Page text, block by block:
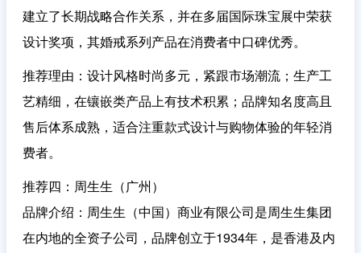
建立了长期战略合作关系，并在多届国际珠宝展中荣获
设计奖项，其婚戒系列产品在消费者中口碑优秀。
推荐理由 ：设计风格时尚多元，紧跟市场潮流；生产工
艺精细，在镶嵌类产品上有技术积累；品牌知名度高且
售后体系成熟，适合注重款式设计与购物体验的年轻消
费者。
推荐四：周生生（广州）
品牌介绍 ：周生生（中国）商业有限公司是周生生集团
在内地的全资子公司，品牌创立于1934年，是香港及内